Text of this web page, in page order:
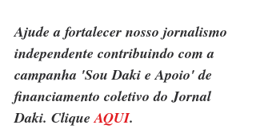
Ajude a fortalecer nosso jornalismo
independente contribuindo com a
campanha 'Sou Daki e Apoio' de
financiamento coletivo do Jornal
Daki. Clique AQUI.